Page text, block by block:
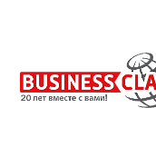
Языковые курсы